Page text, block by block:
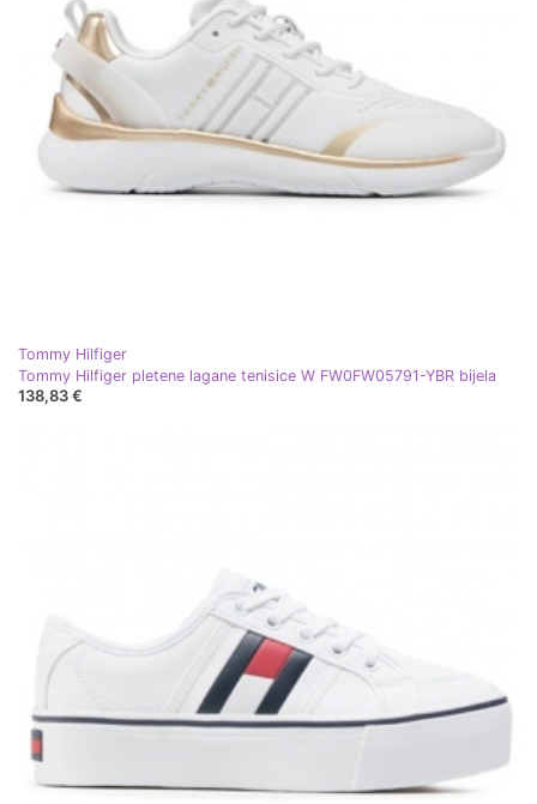
Tommy Hilfiger
Tommy Hilfiger pletene lagane tenisice W FW0FW05791-YBR bijela
138,83 €